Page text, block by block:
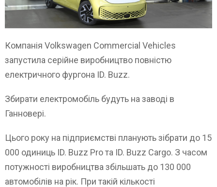
Компанія Volkswagen Commercial Vehicles
запустила серійне виробництво повністю
електричного фургона ID. Buzz.
Збирати електромобіль будуть на заводі в
Ганновері.
Цього року на підприємстві планують зібрати до 15
000 одиниць ID. Buzz Pro та ID. Buzz Cargo. З часом
потужності виробництва збільшать до 130 000
автомобілів на рік. При такій кількості